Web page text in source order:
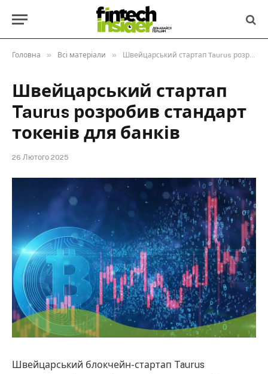
Головна » Всі матеріали » Швейцарський стартап Taurus розробив стандарт токенів для банків
Швейцарський стартап
Taurus розробив стандарт
токенів для банків
26 Лютого 2025
Швейцарський блокчейн-стартап Taurus